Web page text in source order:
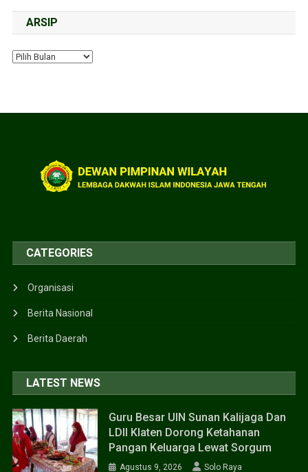
ARSIP
CATEGORIES
Organisasi
Berita Nasional
Berita Daerah
LATEST NEWS
Guru Besar UIN Sunan Kalijaga Dan
LDII Klaten Dorong Ketahanan
Pangan Keluarga Lewat Sorgum
Agustus 9, 2026 Solo Raya